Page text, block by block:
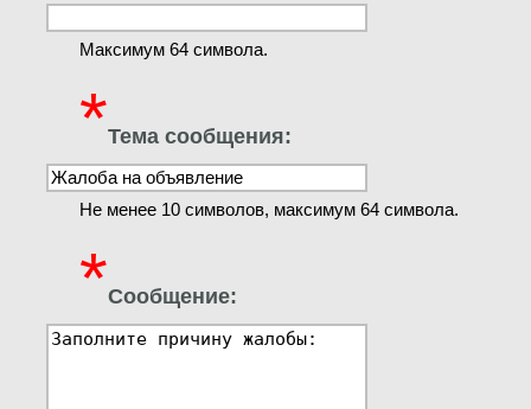
Максимум 64 символа.
*Тема сообщения:
Не менее 10 символов, максимум 64 символа.
*Сообщение: